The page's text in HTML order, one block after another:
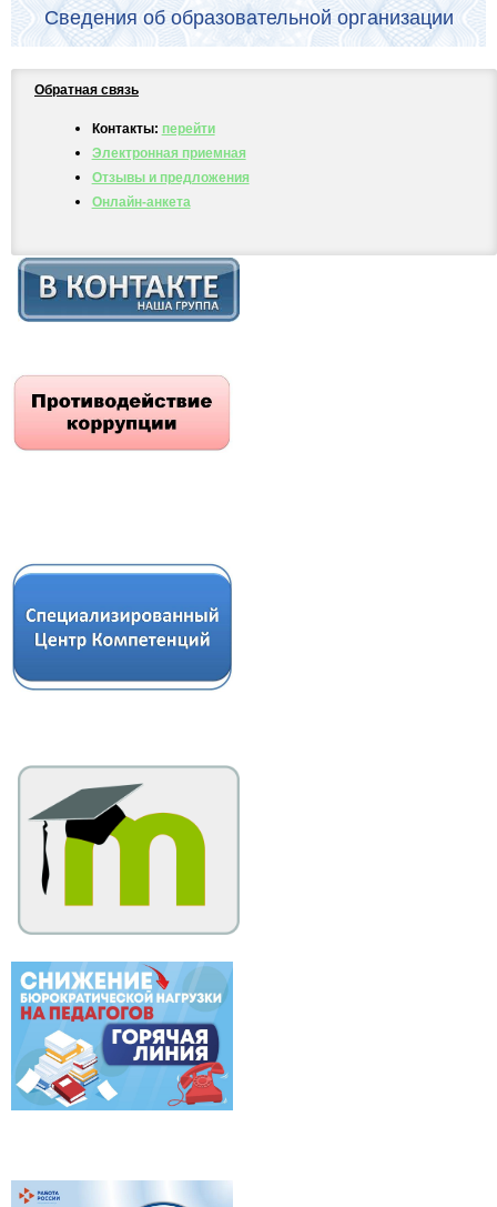
Сведения об образовательной организации
Обратная связь
Контакты: перейти
Электронная приемная
Отзывы и предложения
Онлайн-анкета